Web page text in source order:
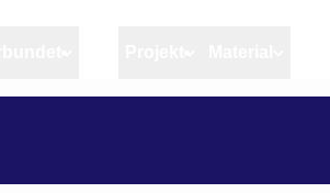
Artiklar Näringen Förbundet